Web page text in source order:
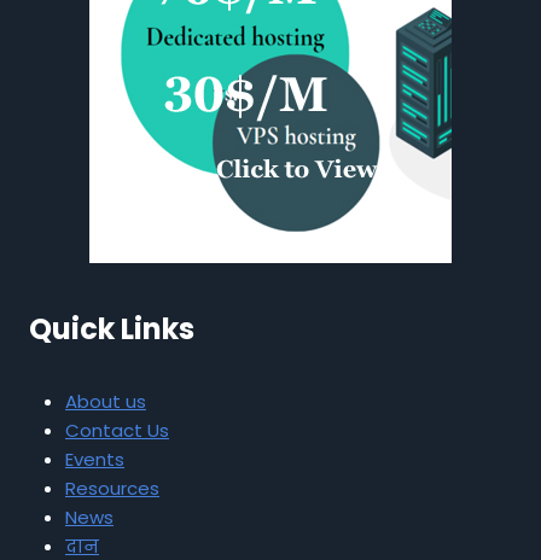
Quick Links
About us
Contact Us
Events
Resources
News
दान